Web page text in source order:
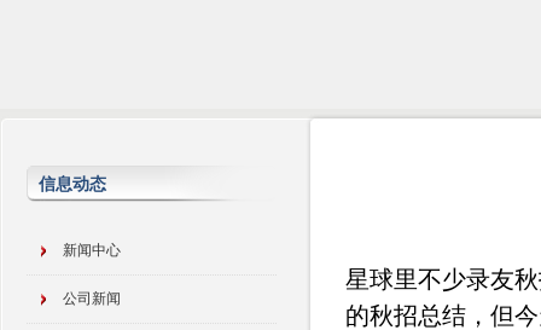
信息动态
新闻中心
公司新闻
星球里不少录友
的秋招总结，但